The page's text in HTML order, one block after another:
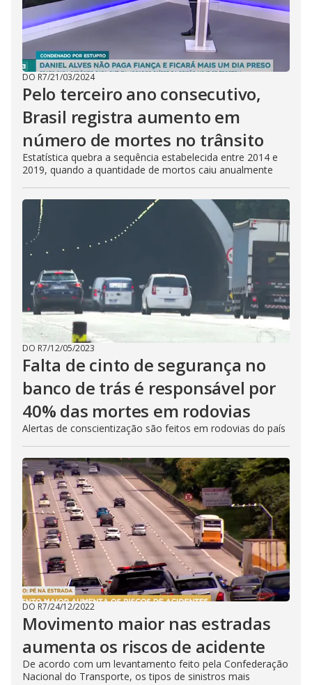
DO R7/21/03/2024
Pelo terceiro ano consecutivo,
Brasil registra aumento em
número de mortes no trânsito
Estatística quebra a sequência estabelecida entre 2014 e
2019, quando a quantidade de mortos caiu anualmente
DO R7/12/05/2023
Falta de cinto de segurança no
banco de trás é responsável por
40% das mortes em rodovias
Alertas de conscientização são feitos em rodovias do país
DO R7/24/12/2022
Movimento maior nas estradas
aumenta os riscos de acidente
De acordo com um levantamento feito pela Confederação
Nacional do Transporte, os tipos de sinistros mais